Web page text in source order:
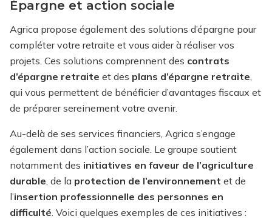
Épargne et action sociale
Agrica propose également des solutions d’épargne pour
compléter votre retraite et vous aider à réaliser vos
projets. Ces solutions comprennent des contrats
d’épargne retraite et des plans d’épargne retraite,
qui vous permettent de bénéficier d’avantages fiscaux et
de préparer sereinement votre avenir.
Au-delà de ses services financiers, Agrica s’engage
également dans l’action sociale. Le groupe soutient
notamment des initiatives en faveur de l’agriculture
durable, de la protection de l’environnement et de
l’insertion professionnelle des personnes en
difficulté. Voici quelques exemples de ces initiatives :